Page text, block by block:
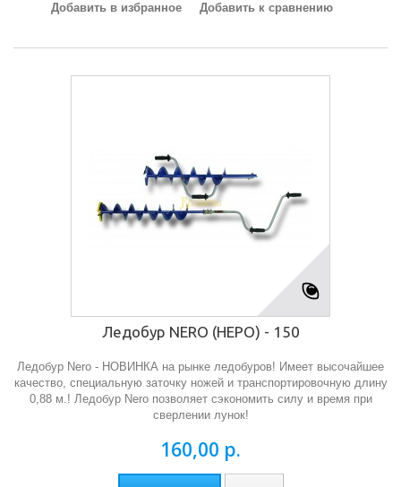
Добавить в избранное Добавить к сравнению
Ледобур NERO (НЕРО) - 150
Ледобур Nero - НОВИНКА на рынке ледобуров! Имеет высочайшее
качество, специальную заточку ножей и транспортировочную длину
0,88 м.! Ледобур Nero позволяет сэкономить силу и время при
сверлении лунок!
160,00 р.